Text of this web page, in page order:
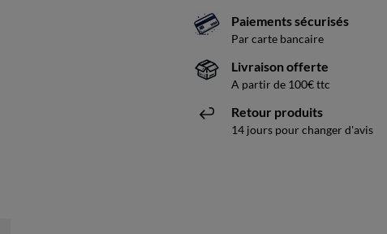
Paiements sécurisés
Par carte bancaire
Livraison offerte
A partir de 100€ ttc
Retour produits
14 jours pour changer d'avis